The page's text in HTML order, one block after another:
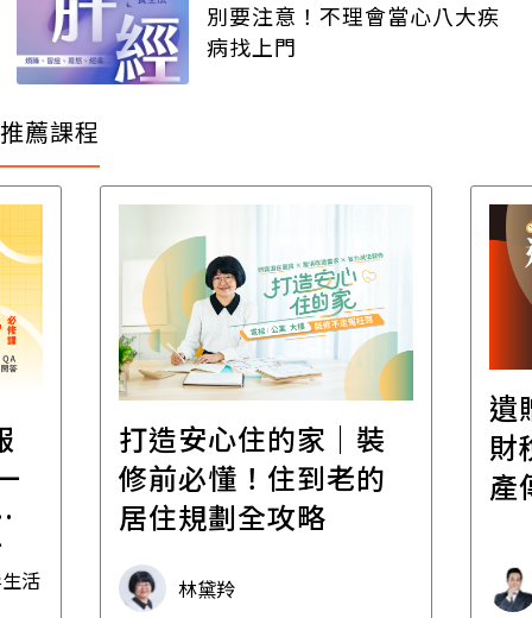
別要注意！不理會當心八大疾
病找上門
推薦課程
活
打造安心住的家｜裝
修前必懂！住到老的
居住規劃全攻略
林黛羚
遺
財
產